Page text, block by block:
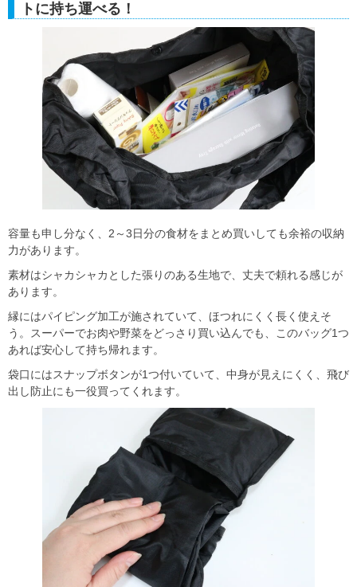
トに持ち運べる！
容量も申し分なく、2～3日分の食材をまとめ買いしても余裕の収納
力があります。
素材はシャカシャカとした張りのある生地で、丈夫で頼れる感じが
あります。
縁にはパイピング加工が施されていて、ほつれにくく長く使えそ
う。スーパーでお肉や野菜をどっさり買い込んでも、このバッグ1つ
あれば安心して持ち帰れます。
袋口にはスナップボタンが1つ付いていて、中身が見えにくく、飛び
出し防止にも一役買ってくれます。